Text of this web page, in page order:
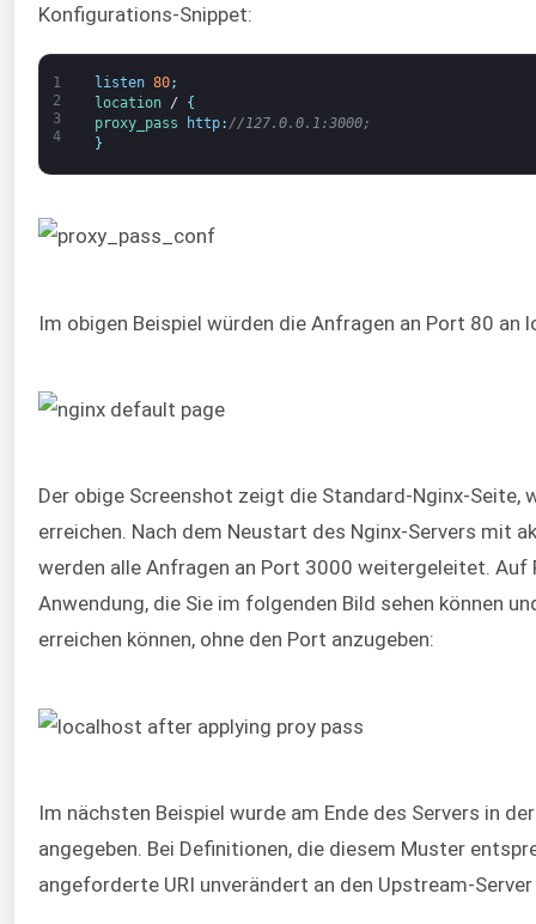
Konfigurations-Snippet:
1
2
3
4
listen 80;
location
/
{
proxy_pass
http: //127.0.0.1:3000;
}
Im obigen Beispiel würden die Anfragen an Port 80
Der obige Screenshot zeigt die Standard-Nginx-Seite,
erreichen. Nach dem Neustart des Nginx-Servers mit
werden alle Anfragen an Port 3000 weitergeleitet.
Anwendung, die Sie im folgenden Bild sehen können
erreichen können, ohne den Port anzugeben:
Im nächsten Beispiel wurde am Ende des Servers in
angegeben. Bei Definitionen, die diesem Muster
angeforderte URI unverändert an den Upstream-